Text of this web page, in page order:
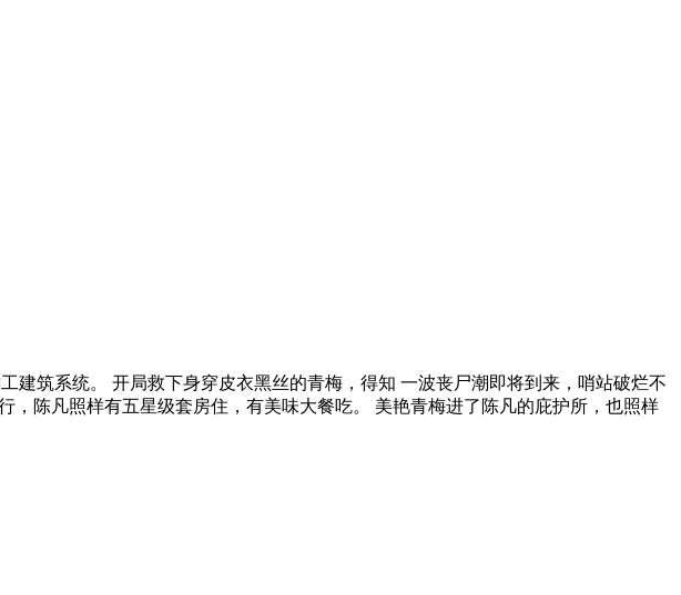
建筑系统。 开局救下身穿皮衣黑丝的青梅，得知 一波丧尸潮即将到来，哨站破烂不
陈凡照样有五星级套房住，有美味大餐吃。 美艳青梅进了陈凡的庇护所，也照样